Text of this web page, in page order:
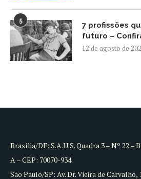
5
7 profissões
futuro –
12 de agosto de
Brasília/DF: S.A.U.S. Quadra 3 – Nº 22 –
A – CEP: 70070-934
São Paulo/SP: Av. Dr. Vieira de Carvalho,